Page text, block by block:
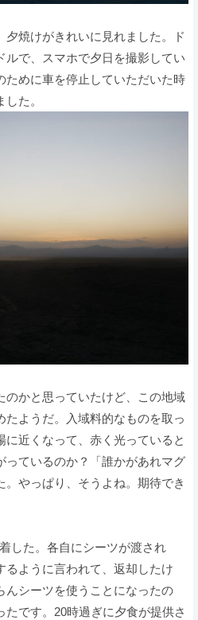
夕焼けがきれいに見れました。ド
ルで、スマホで夕日を撮影してい
ために車を停止していただいた時
た。
のかと思っていたけど、この地域
たようだ。入域料的なものを取っ
近くなって、赤く光っていると
っているのか？「誰かがあれマグ
やっぱり、そうよね。期待でき
した。各自にシーツが渡され
るように言われて、返却したけ
んシーツを使うことになったの
です。20時過ぎに夕食が提供さ